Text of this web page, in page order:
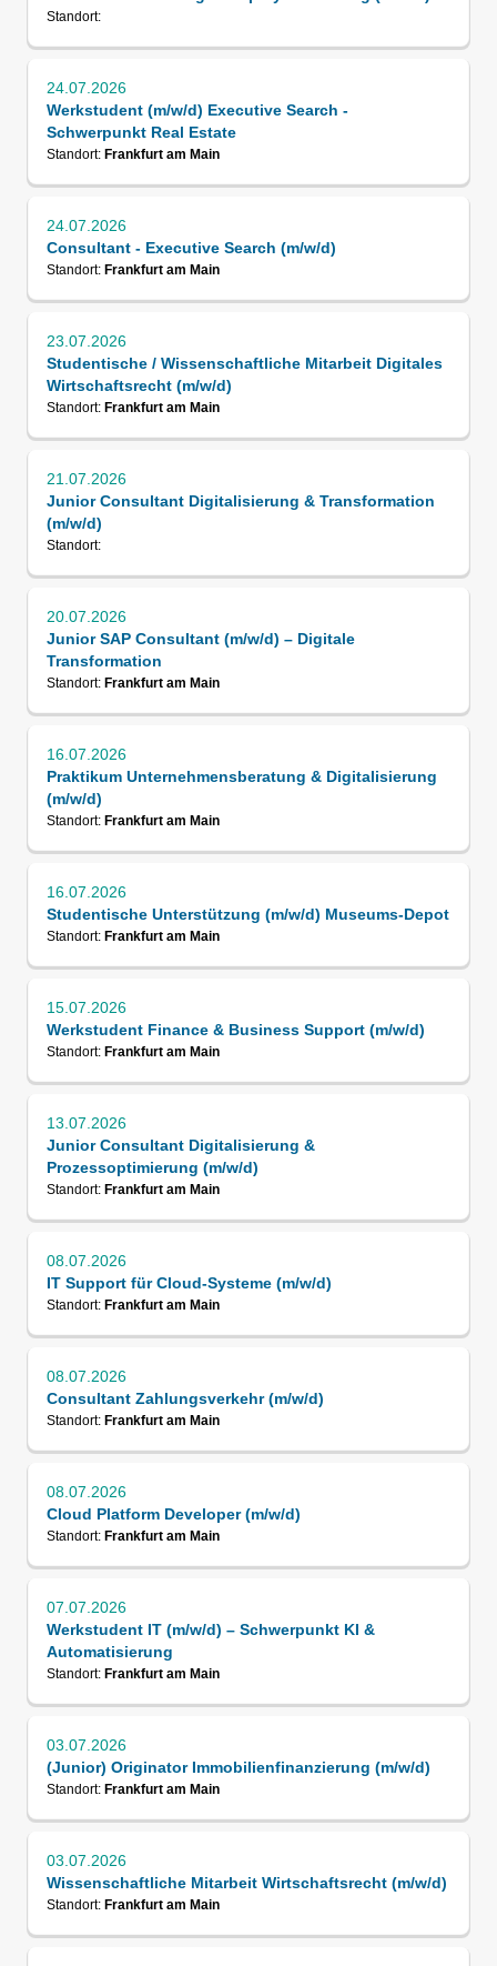
Standort:
24.07.2026
Werkstudent (m/w/d) Executive Search -
Schwerpunkt Real Estate
Standort: Frankfurt am Main
24.07.2026
Consultant - Executive Search (m/w/d)
Standort: Frankfurt am Main
23.07.2026
Studentische / Wissenschaftliche Mitarbeit Digitales
Wirtschaftsrecht (m/w/d)
Standort: Frankfurt am Main
21.07.2026
Junior Consultant Digitalisierung & Transformation
(m/w/d)
Standort:
20.07.2026
Junior SAP Consultant (m/w/d) – Digitale
Transformation
Standort: Frankfurt am Main
16.07.2026
Praktikum Unternehmensberatung & Digitalisierung
(m/w/d)
Standort: Frankfurt am Main
16.07.2026
Studentische Unterstützung (m/w/d) Museums-Depot
Standort: Frankfurt am Main
15.07.2026
Werkstudent Finance & Business Support (m/w/d)
Standort: Frankfurt am Main
13.07.2026
Junior Consultant Digitalisierung &
Prozessoptimierung (m/w/d)
Standort: Frankfurt am Main
08.07.2026
IT Support für Cloud-Systeme (m/w/d)
Standort: Frankfurt am Main
08.07.2026
Consultant Zahlungsverkehr (m/w/d)
Standort: Frankfurt am Main
08.07.2026
Cloud Platform Developer (m/w/d)
Standort: Frankfurt am Main
07.07.2026
Werkstudent IT (m/w/d) – Schwerpunkt KI &
Automatisierung
Standort: Frankfurt am Main
03.07.2026
(Junior) Originator Immobilienfinanzierung (m/w/d)
Standort: Frankfurt am Main
03.07.2026
Wissenschaftliche Mitarbeit Wirtschaftsrecht (m/w/d)
Standort: Frankfurt am Main